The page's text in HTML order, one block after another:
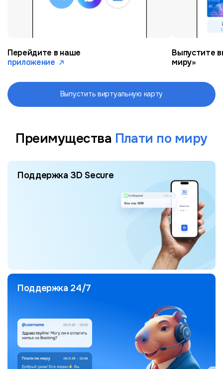
Перейдите в наше
приложение
Выпустите
миру»
Выпустить виртуальную карту
Преимущества Плати по миру
Поддержка 3D Secure
Поддержка 24/7